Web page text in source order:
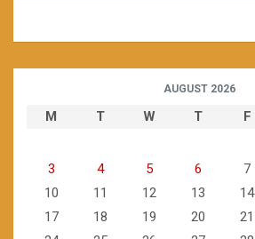
AUGUST 2026
M T W T F
3
4 5 6 7
10
11 12 13 14
17
18 19 20 21